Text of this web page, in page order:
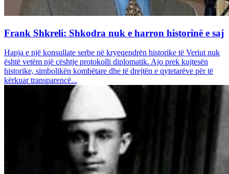
Frank Shkreli: Shkodra nuk e harron historinë e saj
Hapja e një konsullate serbe në kryeqendrën historike të Veriut nuk
është vetëm një çështje protokolli diplomatik. Ajo prek kujtesën
historike, simbolikën kombëtare dhe të drejtën e qytetarëve për të
kërkuar transparencë...